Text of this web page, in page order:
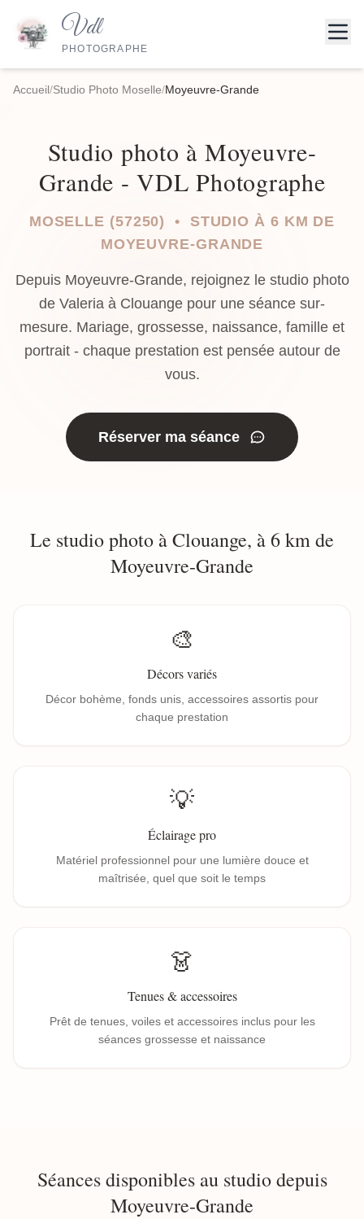
Vdl
PHOTOGRAPHE
Accueil/Studio Photo Moselle/Moyeuvre-Grande
Studio photo à Moyeuvre-
Grande - VDL Photographe
MOSELLE (57250) • STUDIO À 6 KM DE
MOYEUVRE-GRANDE
Depuis Moyeuvre-Grande, rejoignez le studio photo
de Valeria à Clouange pour une séance sur-
mesure. Mariage, grossesse, naissance, famille et
portrait - chaque prestation est pensée autour de
vous.
Réserver ma séance
Le studio photo à Clouange, à 6 km de
Moyeuvre-Grande
🎨
Décors variés
Décor bohème, fonds unis, accessoires assortis pour
chaque prestation
💡
Éclairage pro
Matériel professionnel pour une lumière douce et
maîtrisée, quel que soit le temps
👗
Tenues & accessoires
Prêt de tenues, voiles et accessoires inclus pour les
séances grossesse et naissance
Séances disponibles au studio depuis
Moyeuvre-Grande